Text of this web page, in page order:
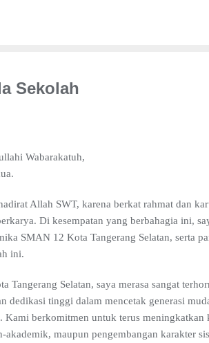
Sekolah
Wabarakatuh,
Allah SWT, karena berkat rahmat dan
Di kesempatan yang berbahagia ini,
SMAN 12 Kota Tangerang Selatan, serta
ini.
Tangerang Selatan, saya merasa sangat
dedikasi tinggi dalam mencetak generasi
Kami berkomitmen untuk terus
maupun pengembangan karakter